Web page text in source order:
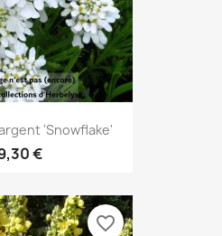
'Snowflake'
€
favorite_border